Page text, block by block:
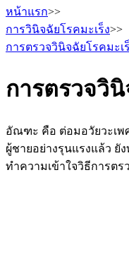
หน้าแรก>>
การวินิจฉัยโรคมะเร็ง>>
การตรวจวินิจฉัยโรคมะ
การตรวจวิ
อัณฑะ คือ ต่อมอวัยวะเพ
ผู้ชายอย่างรุนแรงแล้ว ยั
ทำความเข้าใจวิธีการต